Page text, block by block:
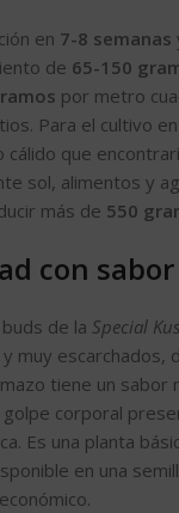
en 7-8 semanas
de 65-150
por metro
Para el cultivo
que
sol, alimentos y
más de 550
con
de la Special
muy escarchados,
tiene un sabor
golpe corporal
Es una planta
en una